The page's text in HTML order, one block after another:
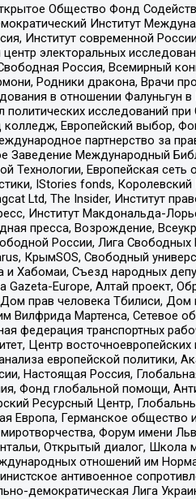
Общество Фонд
Институт
Институт современной
электоральных
Россия, Всемирный
Родники дракона, Врачи
в отношении Фалуньгун
исследований
Европейский выбор,
партнерство за
Заведение Международный
Технологии, Европейская
IStories fonds,
Ltd, The Insider, Институт
Институт Макдональда-
пресса, Возрождение,
России, Лига
КрымSOS, Свободный
Хабомаи, Съезд народных
Gazeta-Europe, Алтай проект,
прав человека Тбилиси,
Вилфрида Мартенса, Сетевое
федерация транспортных
Центр
европейской политики,
Настоящая Россия,
Фонд глобальной помощи,
Ресурсный Центр,
Европа, Германское
Форум имени
Открытый диалог,
отношений им
антивоенное
демократическая Лига